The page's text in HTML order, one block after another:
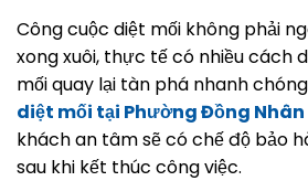
Công cuộc diệt mối không phải
xong xuôi, thực tế có nhiều cách
mối quay lại tàn phá nhanh
diệt mối tại Phường Đồng
khách an tâm sẽ có chế độ bảo
sau khi kết thúc công việc.